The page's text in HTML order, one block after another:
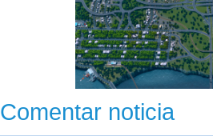
Comentar noticia